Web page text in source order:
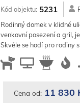
Kód objektu: 5231
Rodinný domek v klidné
venkovní posezení a gril,
Skvěle se hodí pro rodiny
Cena od: 11 830